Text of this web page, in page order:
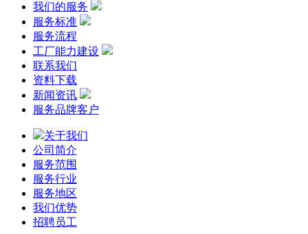
我们的服务
服务标准
服务流程
工厂能力建设
联系我们
资料下载
新闻资讯
服务品牌客户
关于我们
公司简介
服务范围
服务行业
服务地区
我们优势
招聘员工